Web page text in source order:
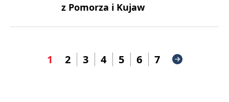
z Pomorza i Kujaw
1 2 3 4 5 6 7